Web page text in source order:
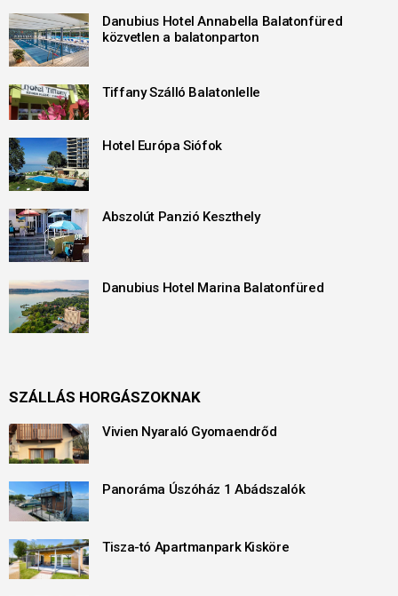
Danubius Hotel Annabella Balatonfüred
közvetlen a balatonparton
Tiffany Szálló Balatonlelle
Hotel Európa Siófok
Abszolút Panzió Keszthely
Danubius Hotel Marina Balatonfüred
SZÁLLÁS HORGÁSZOKNAK
Vivien Nyaraló Gyomaendrőd
Panoráma Úszóház 1 Abádszalók
Tisza-tó Apartmanpark Kisköre